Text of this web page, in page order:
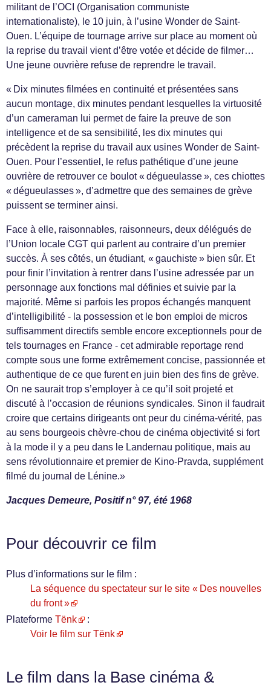
militant de l’OCI (Organisation communiste
internationaliste), le 10 juin, à l’usine Wonder de Saint-
Ouen. L’équipe de tournage arrive sur place au moment où
la reprise du travail vient d’être votée et décide de filmer…
Une jeune ouvrière refuse de reprendre le travail.
« Dix minutes filmées en continuité et présentées sans
aucun montage, dix minutes pendant lesquelles la virtuosité
d’un cameraman lui permet de faire la preuve de son
intelligence et de sa sensibilité, les dix minutes qui
précèdent la reprise du travail aux usines Wonder de Saint-
Ouen. Pour l’essentiel, le refus pathétique d’une jeune
ouvrière de retrouver ce boulot « dégueulasse », ces chiottes
« dégueulasses », d’admettre que des semaines de grève
puissent se terminer ainsi.
Face à elle, raisonnables, raisonneurs, deux délégués de
l’Union locale CGT qui parlent au contraire d’un premier
succès. À ses côtés, un étudiant, « gauchiste » bien sûr. Et
pour finir l’invitation à rentrer dans l’usine adressée par un
personnage aux fonctions mal définies et suivie par la
majorité. Même si parfois les propos échangés manquent
d’intelligibilité - la possession et le bon emploi de micros
suffisamment directifs semble encore exceptionnels pour de
tels tournages en France - cet admirable reportage rend
compte sous une forme extrêmement concise, passionnée et
authentique de ce que furent en juin bien des fins de grève.
On ne saurait trop s’employer à ce qu’il soit projeté et
discuté à l’occasion de réunions syndicales. Sinon il faudrait
croire que certains dirigeants ont peur du cinéma-vérité, pas
au sens bourgeois chèvre-chou de cinéma objectivité si fort
à la mode il y a peu dans le Landernau politique, mais au
sens révolutionnaire et premier de Kino-Pravda, supplément
filmé du journal de Lénine.»
Jacques Demeure, Positif n° 97, été 1968
Pour découvrir ce film
Plus d’informations sur le film :
La séquence du spectateur sur le site « Des nouvelles
du front »
Plateforme Tënk
:
Voir le film sur Tënk
Le film dans la Base cinéma &